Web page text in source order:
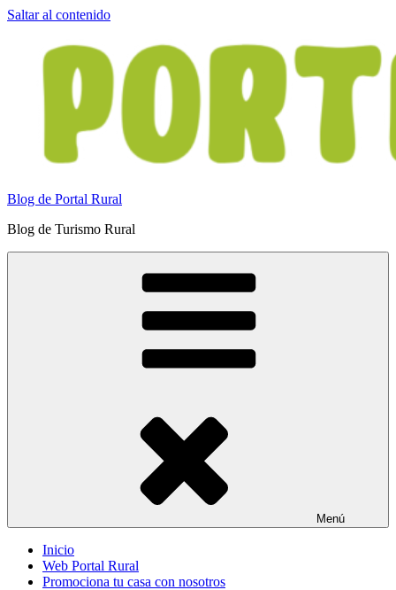
Saltar al contenido
Blog de Portal Rural
Blog de Turismo Rural
Menú
Inicio
Web Portal Rural
Promociona tu casa con nosotros